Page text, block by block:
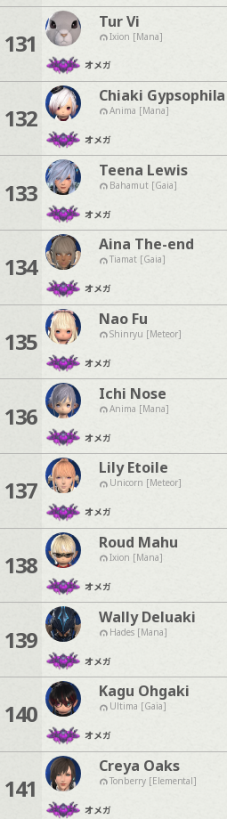
131
Tur Vi
Ixion [Mana]
オメガ
132
Chiaki Gypsophila
Anima [Mana]
オメガ
133
Teena Lewis
Bahamut [Gaia]
オメガ
134
Aina The-end
Tiamat [Gaia]
オメガ
135
Nao Fu
Shinryu [Meteor]
オメガ
136
Ichi Nose
Anima [Mana]
オメガ
137
Lily Etoile
Unicorn [Meteor]
オメガ
138
Roud Mahu
Ixion [Mana]
オメガ
139
Wally Deluaki
Hades [Mana]
オメガ
140
Kagu Ohgaki
Ultima [Gaia]
オメガ
141
Creya Oaks
Tonberry [Elemental]
オメガ